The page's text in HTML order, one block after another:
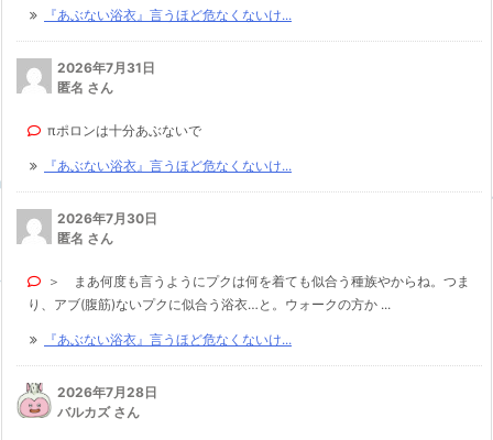
『あぶない浴衣』言うほど危なくないけ...
2026年7月31日
匿名 さん
πポロンは十分あぶないで
『あぶない浴衣』言うほど危なくないけ...
2026年7月30日
匿名 さん
＞ まあ何度も言うようにプクは何を着ても似合う種族やからね。つま
り、アブ(腹筋)ないプクに似合う浴衣…と。ウォークの方か ...
『あぶない浴衣』言うほど危なくないけ...
2026年7月28日
バルカズ さん